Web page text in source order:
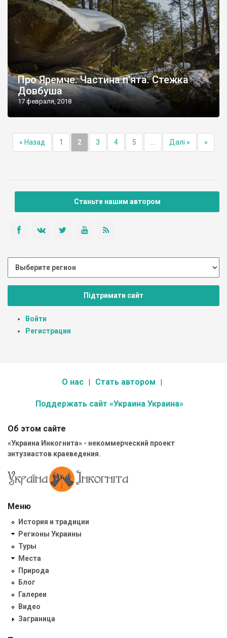
Про Яремче. Частина п’ята. Стежка
Довбуша
17 февраля, 2018
« Назад 1 2 3 4 5 Далі » »
Станьте нашим автором
Підтримати сайт
Войти
Регистрация
О нас Стать автором
Поддержать сайт «Украина Украина»
Об этом сайте
«Украина Инкогнита» - некоммерческий проект
энтузиастов краеведения.
Меню
История и традиции
Регионы Украины
Туры
Места
Природа
Блог
Галереи
Видео
Заграница